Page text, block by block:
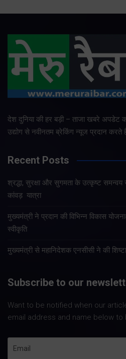
देश दुनिया की हर बड़ी – ताजा खबरे अपडेट
उद्योग से नवीनतम ब्रेकिंग न्यूज प्रदान करते
Recent Posts
श्रद्धा, सुरक्षा और सुगमता के उत्कृष्ट समन्वय
कांवड़ यात्रा
मुख्यमंत्री ने प्रदान की विभिन्न विकास
स्वीकृति
मुख्यमंत्री से महानिदेशक एनसीसी ने की
Subscribe to our
Want to be notified when our
email address and name below to